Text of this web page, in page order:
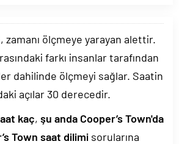
zamanı ölçmeye yarayan alettir.
farkı insanlar tarafından
dahilinde ölçmeyi sağlar. Saatin
açılar 30 derecedir.
kaç, şu anda Cooper’s Town'da
Town saat dilimi sorularına